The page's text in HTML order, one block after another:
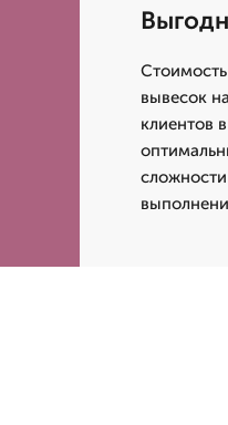
вывесок
клиентов